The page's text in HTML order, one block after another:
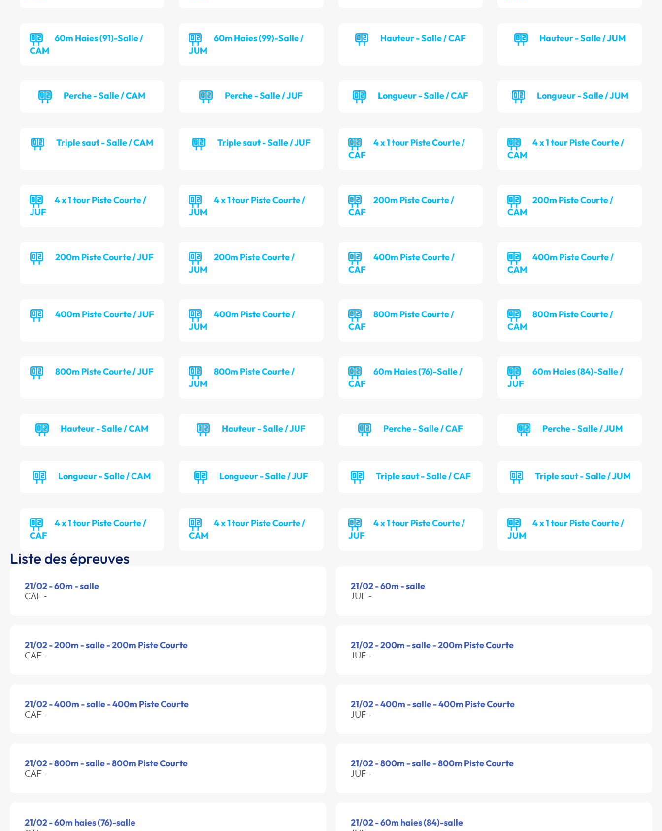
60m Haies (91)-Salle /
CAM
60m Haies (99)-Salle /
JUM
Hauteur - Salle / CAF Hauteur - Salle / JUM
Perche - Salle / CAM Perche - Salle / JUF Longueur - Salle / CAF Longueur - Salle / JUM
Triple saut - Salle / CAM Triple saut - Salle / JUF
4 x 1 tour Piste Courte /
CAF
4 x 1 tour Piste Courte /
CAM
4 x 1 tour Piste Courte /
JUF
4 x 1 tour Piste Courte /
JUM
200m Piste Courte /
CAF
200m Piste Courte /
CAM
200m Piste Courte / JUF
200m Piste Courte /
JUM
400m Piste Courte /
CAF
400m Piste Courte /
CAM
400m Piste Courte / JUF
400m Piste Courte /
JUM
800m Piste Courte /
CAF
800m Piste Courte /
CAM
800m Piste Courte / JUF
800m Piste Courte /
JUM
60m Haies (76)-Salle /
CAF
60m Haies (84)-Salle /
JUF
Hauteur - Salle / CAM Hauteur - Salle / JUF Perche - Salle / CAF Perche - Salle / JUM
Longueur - Salle / CAM Longueur - Salle / JUF Triple saut - Salle / CAF Triple saut - Salle / JUM
4 x 1 tour Piste Courte /
CAF
4 x 1 tour Piste Courte /
CAM
4 x 1 tour Piste Courte /
JUF
4 x 1 tour Piste Courte /
JUM
Liste des épreuves
21/02 - 60m - salle
CAF -
21/02 - 60m - salle
JUF -
21/02 - 200m - salle - 200m Piste Courte
CAF -
21/02 - 200m - salle - 200m Piste Courte
JUF -
21/02 - 400m - salle - 400m Piste Courte
CAF -
21/02 - 400m - salle - 400m Piste Courte
JUF -
21/02 - 800m - salle - 800m Piste Courte
CAF -
21/02 - 800m - salle - 800m Piste Courte
JUF -
21/02 - 60m haies (76)-salle 21/02 - 60m haies (84)-salle